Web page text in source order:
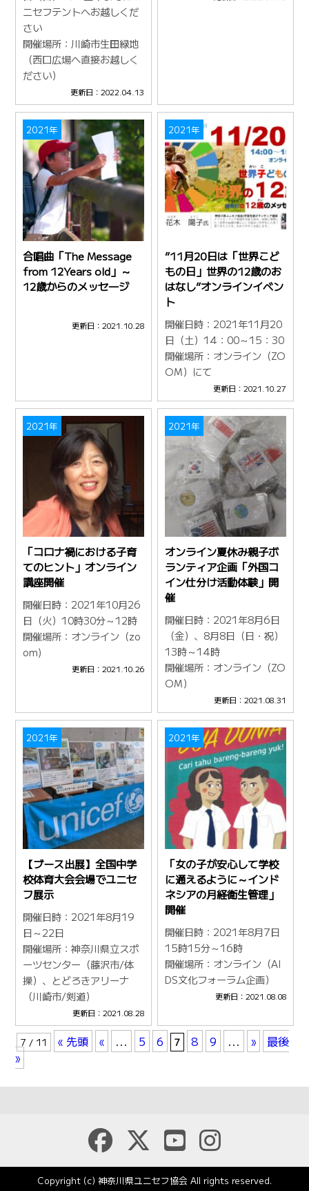
ニセフテントへお越しくだ
さい
開催場所：川崎市生田緑地
（西口広場へ直接お越しく
ださい）
更新日：2022.04.13
2021年
合唱曲「The Message
from 12Years old」～
12歳からのメッセ―ジ
更新日：2021.10.28
2021年
”11月20日は「世界こど
もの日」世界の12歳のお
はなし”オンラインイベン
ト
開催日時：2021年11月20
日（土）14：00～15：30
開催場所：オンライン（ZO
OM）にて
更新日：2021.10.27
2021年
「コロナ禍における子育
てのヒント」オンライン
講座開催
開催日時：2021年10月26
日（火）10時30分～12時
開催場所：オンライン（zo
om)
更新日：2021.10.26
2021年
オンライン夏休み親子ボ
ランティア企画「外国コ
イン仕分け活動体験」開
催
開催日時：2021年8月6日
（金）、8月8日（日・祝）
13時～14時
開催場所：オンライン（ZO
OM）
更新日：2021.08.31
2021年
【ブース出展】全国中学
校体育大会会場でユニセ
フ展示
開催日時：2021年8月19
日～22日
開催場所：神奈川県立スポ
ーツセンター（藤沢市/体
操）、とどろきアリーナ
（川崎市/剣道）
更新日：2021.08.28
2021年
「女の子が安心して学校
に通えるように～インド
ネシアの月経衛生管理」
開催
開催日時：2021年8月7日
15時15分～16時
開催場所：オンライン（AI
DS文化フォーラム企画）
更新日：2021.08.08
7 / 11 « 先頭 « ... 5 6 7 8 9 ... »
最後
»
Copyright (c) 神奈川県ユニセフ協会 All rights reserved.